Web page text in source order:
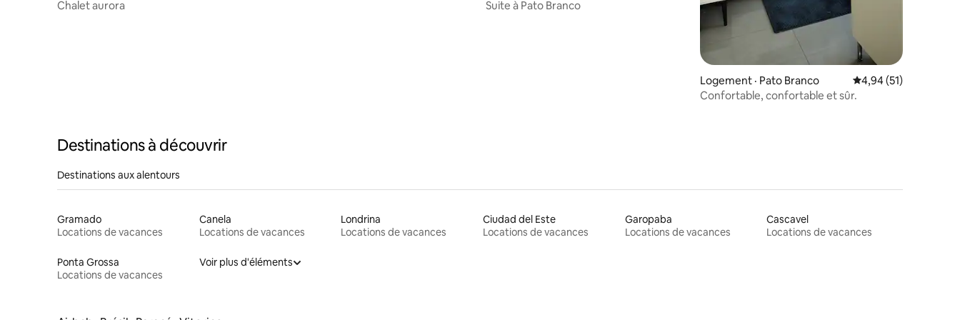
Chalet aurora
Suite à Pato Branco
Logement · Pato Branco Note moyenne de
4,94 (51)
Confortable, confortable et sûr.
Destinations à découvrir
Destinations aux alentours
Gramado
Locations de vacances
Canela
Locations de vacances
Londrina
Locations de vacances
Ciudad del Este
Locations de vacances
Garopaba
Locations de vacances
Cascavel
Locations de vacances
Ponta Grossa
Locations de vacances
Voir plus d'éléments